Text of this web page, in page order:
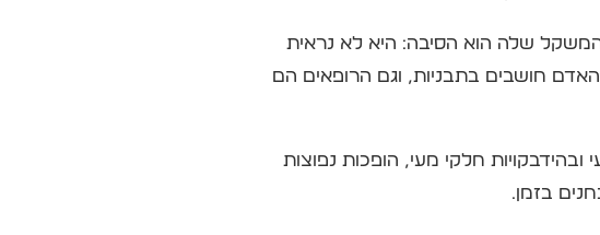
שלה הוא הסיבה: היא לא נראית
חושבים בתבניות, וגם הרופאים הם
חלקי מעי, הופכות נפוצות
בזמן.